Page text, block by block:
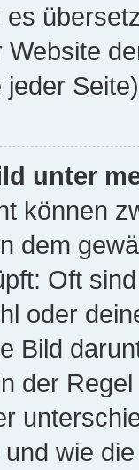
jeder
unter
können
dem
Oft
oder
Bild
der
wie